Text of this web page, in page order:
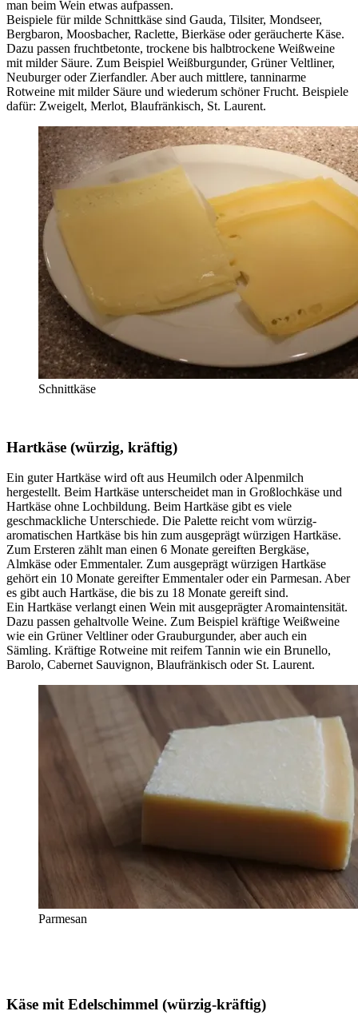
man beim Wein etwas aufpassen.
Beispiele für milde Schnittkäse sind Gauda, Tilsiter, Mondseer,
Bergbaron, Moosbacher, Raclette, Bierkäse oder geräucherte Käse.
Dazu passen fruchtbetonte, trockene bis halbtrockene Weißweine
mit milder Säure. Zum Beispiel Weißburgunder, Grüner Veltliner,
Neuburger oder Zierfandler. Aber auch mittlere, tanninarme
Rotweine mit milder Säure und wiederum schöner Frucht. Beispiele
dafür: Zweigelt, Merlot, Blaufränkisch, St. Laurent.
Schnittkäse
Hartkäse (würzig, kräftig)
Ein guter Hartkäse wird oft aus Heumilch oder Alpenmilch
hergestellt. Beim Hartkäse unterscheidet man in Großlochkäse und
Hartkäse ohne Lochbildung. Beim Hartkäse gibt es viele
geschmackliche Unterschiede. Die Palette reicht vom würzig-
aromatischen Hartkäse bis hin zum ausgeprägt würzigen Hartkäse.
Zum Ersteren zählt man einen 6 Monate gereiften Bergkäse,
Almkäse oder Emmentaler. Zum ausgeprägt würzigen Hartkäse
gehört ein 10 Monate gereifter Emmentaler oder ein Parmesan. Aber
es gibt auch Hartkäse, die bis zu 18 Monate gereift sind.
Ein Hartkäse verlangt einen Wein mit ausgeprägter Aromaintensität.
Dazu passen gehaltvolle Weine. Zum Beispiel kräftige Weißweine
wie ein Grüner Veltliner oder Grauburgunder, aber auch ein
Sämling. Kräftige Rotweine mit reifem Tannin wie ein Brunello,
Barolo, Cabernet Sauvignon, Blaufränkisch oder St. Laurent.
Parmesan
Käse mit Edelschimmel (würzig-kräftig)